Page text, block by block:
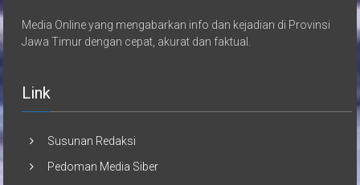
Media Online yang mengabarkan info dan kejadian di Provinsi
Jawa Timur dengan cepat, akurat dan faktual.
Link
Susunan Redaksi
Pedoman Media Siber